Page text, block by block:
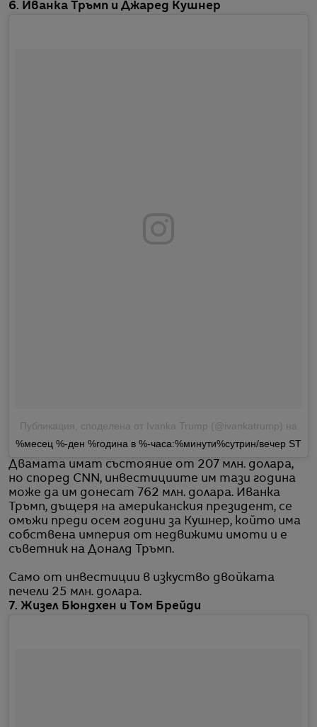
6. Иванка Тръмп и Джаред Кушнер
Публикация, споделена от Ivanka Trump (@ivankatrump) на
%месец %-ден %година в %-часа:%минути%сутрин/вечер ST
Двамата имат състояние от 207 млн. долара,
но според CNN, инвестициите им тази година
може да им донесат 762 млн. долара. Иванка
Тръмп, дъщеря на американския президент, се
омъжи преди осем години за Кушнер, който има
собствена империя от недвижими имоти и е
съветник на Доналд Тръмп.
Само от инвестиции в изкуство двойката
печели 25 млн. долара.
7. Жизел Бюндхен и Том Брейди